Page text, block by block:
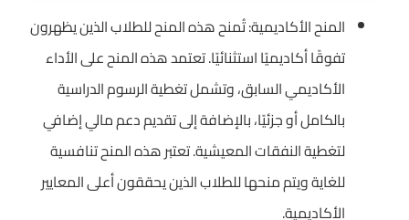
المنح الأكاديمية: تُمنح هذه المنح للطلاب الذين يظهرون
تفوقًا أكاديميًا استثنائيًا. تعتمد هذه المنح على الأداء
الأكاديمي السابق، وتشمل تغطية الرسوم الدراسية
بالكامل أو جزئيًا، بالإضافة إلى تقديم دعم مالي إضافي
لتغطية النفقات المعيشية. تعتبر هذه المنح تنافسية
للغاية ويتم منحها للطلاب الذين يحققون أعلى المعايير
الأكاديمية.